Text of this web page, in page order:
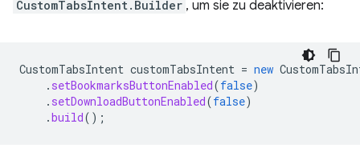
CustomTabsIntent.Builder , um sie zu deaktivieren:
CustomTabsIntent customTabsIntent = new
. setBookmarksButtonEnabled(false)
. setDownloadButtonEnabled(false)
.build();